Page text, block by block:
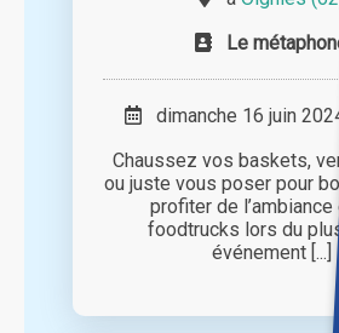
Le
dimanche 16 juin
Chaussez vos baskets,
ou juste vous poser pour
profiter de l’ambiance
foodtrucks lors du plus
événement [...]